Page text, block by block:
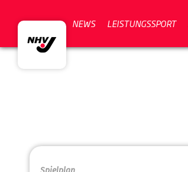
NEWS LEISTUNGSSPORT